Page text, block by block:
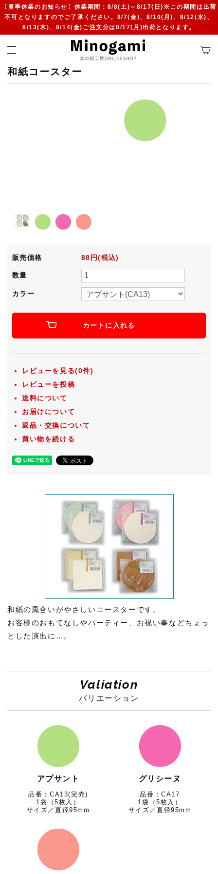
〔夏季休業のお知らせ〕休業期間：8/8(土)～8/17(日)※この期間は出荷
不可となりますのでご了承ください。8/7(金)、8/10(月)、8/12(水)、
8/13(木)、8/14(金)ご注文分は8/17(月)出荷となります。
和紙コースター
販売価格 88円(税込)
数量
カラー
カートに入れる
レビューを見る(0件)
レビューを投稿
送料について
お届けについて
返品・交換について
買い物を続ける
和紙の風合いがやさしいコースターです。
お客様のおもてなしやパーティー、お祝い事などちょっ
とした演出に…。
Valiation
バリエーション
アプサント
CA13(完売)
1袋（5枚入）
サイズ／直径95mm
グリシーヌ
CA17
1袋（5枚入）
サイズ／直径95mm